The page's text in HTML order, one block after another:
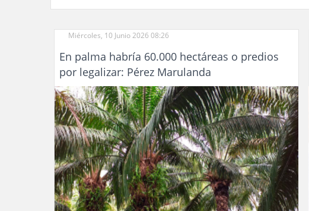
Miércoles, 10 Junio 2026 08:26
En palma habría 60.000 hectáreas o predios
por legalizar: Pérez Marulanda